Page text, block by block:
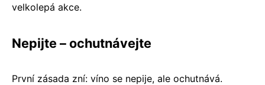
velkolepá akce.
Nepijte – ochutnávejte
První zásada zní: víno se nepije, ale ochutnává.